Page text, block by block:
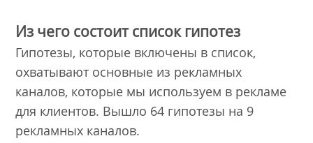
Из чего состоит список гипотез
Гипотезы, которые включены в список,
охватывают основные из рекламных
каналов, которые мы используем в рекламе
для клиентов. Вышло 64 гипотезы на 9
рекламных каналов.